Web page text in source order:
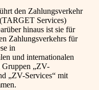
den Zahlungsverkehr
Services)
hinaus ist sie für
Zahlungsverkehrs für
in
und internationalen
Gruppen „ZV-
„ZV-Services“ mit